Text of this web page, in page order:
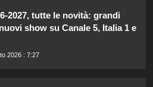
Gregoraci incontra la
in Costa Smeralda: momenti
insieme.
2027, tutte le novità: grandi
show su Canale 5, Italia 1 e
2026 : 7:27